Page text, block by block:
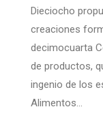
Dieciocho
creaciones
decimocuarta
de productos,
ingenio de los
Alimentos…